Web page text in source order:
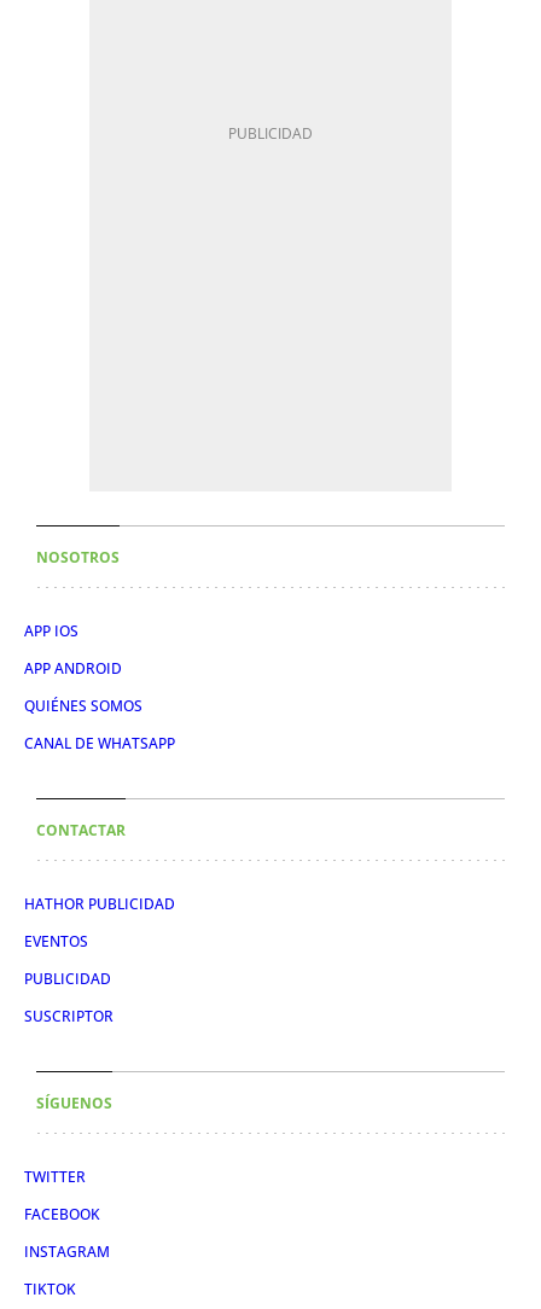
NOSOTROS
APP IOS
APP ANDROID
QUIÉNES SOMOS
CANAL DE WHATSAPP
CONTACTAR
HATHOR PUBLICIDAD
EVENTOS
PUBLICIDAD
SUSCRIPTOR
SÍGUENOS
TWITTER
FACEBOOK
INSTAGRAM
TIKTOK